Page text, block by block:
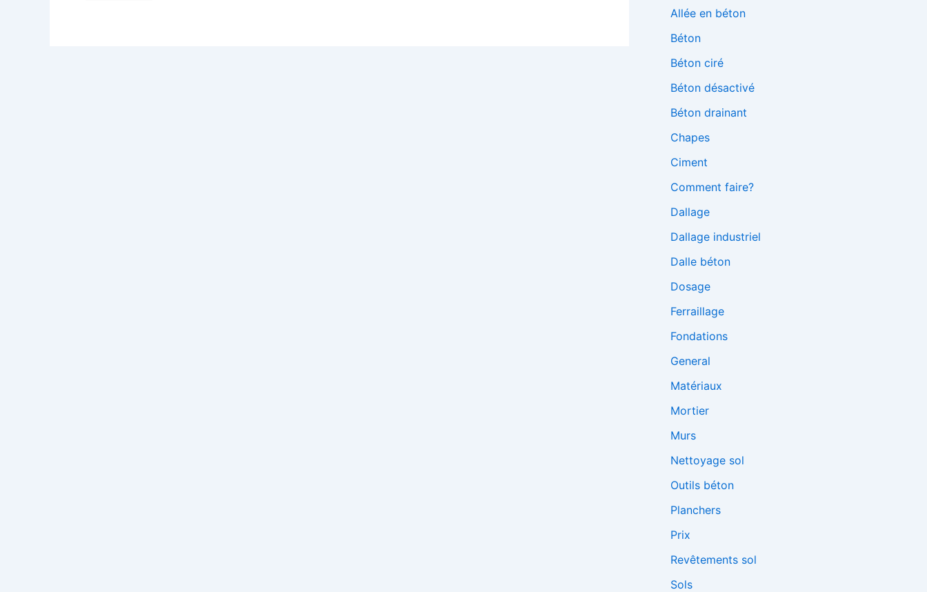
Allée en béton
Béton
Béton ciré
Béton désactivé
Béton drainant
Chapes
Ciment
Comment faire?
Dallage
Dallage industriel
Dalle béton
Dosage
Ferraillage
Fondations
General
Matériaux
Mortier
Murs
Nettoyage sol
Outils béton
Planchers
Prix
Revêtements sol
Sols